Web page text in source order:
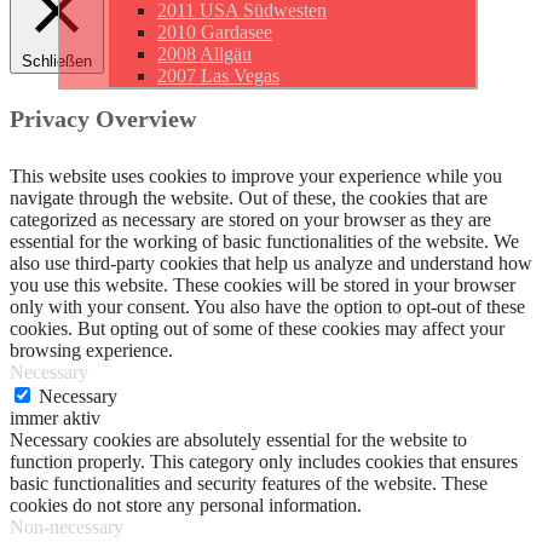
2011 USA Südwesten
2010 Gardasee
2008 Allgäu
2007 Las Vegas
Schließen
Privacy Overview
This website uses cookies to improve your experience while you
navigate through the website. Out of these, the cookies that are
categorized as necessary are stored on your browser as they are
essential for the working of basic functionalities of the website. We
also use third-party cookies that help us analyze and understand how
you use this website. These cookies will be stored in your browser
only with your consent. You also have the option to opt-out of these
cookies. But opting out of some of these cookies may affect your
browsing experience.
Necessary
Necessary
immer aktiv
Necessary cookies are absolutely essential for the website to
function properly. This category only includes cookies that ensures
basic functionalities and security features of the website. These
cookies do not store any personal information.
Non-necessary